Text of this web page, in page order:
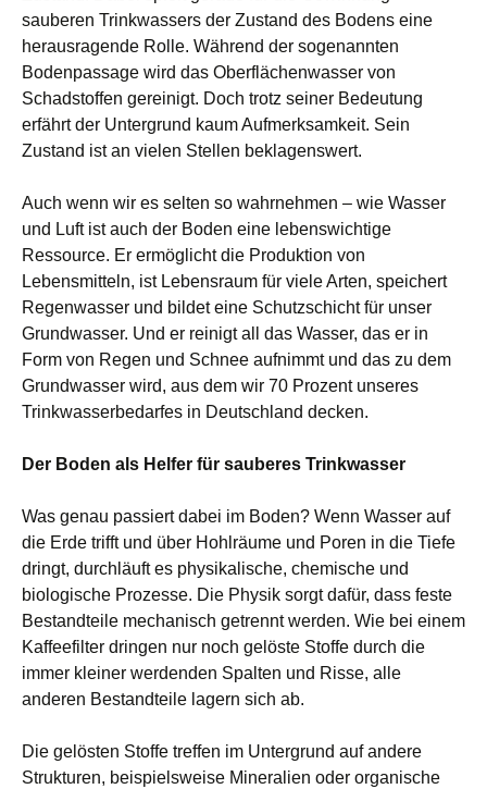
sauberen Trinkwassers der Zustand des Bodens eine
herausragende Rolle. Während der sogenannten
Bodenpassage wird das Oberflächenwasser von
Schadstoffen gereinigt. Doch trotz seiner Bedeutung
erfährt der Untergrund kaum Aufmerksamkeit. Sein
Zustand ist an vielen Stellen beklagenswert.
Auch wenn wir es selten so wahrnehmen – wie Wasser
und Luft ist auch der Boden eine lebenswichtige
Ressource. Er ermöglicht die Produktion von
Lebensmitteln, ist Lebensraum für viele Arten, speichert
Regenwasser und bildet eine Schutzschicht für unser
Grundwasser. Und er reinigt all das Wasser, das er in
Form von Regen und Schnee aufnimmt und das zu dem
Grundwasser wird, aus dem wir 70 Prozent unseres
Trinkwasserbedarfes in Deutschland decken.
Der Boden als Helfer für sauberes Trinkwasser
Was genau passiert dabei im Boden? Wenn Wasser auf
die Erde trifft und über Hohlräume und Poren in die Tiefe
dringt, durchläuft es physikalische, chemische und
biologische Prozesse. Die Physik sorgt dafür, dass feste
Bestandteile mechanisch getrennt werden. Wie bei einem
Kaffeefilter dringen nur noch gelöste Stoffe durch die
immer kleiner werdenden Spalten und Risse, alle
anderen Bestandteile lagern sich ab.
Die gelösten Stoffe treffen im Untergrund auf andere
Strukturen, beispielsweise Mineralien oder organische